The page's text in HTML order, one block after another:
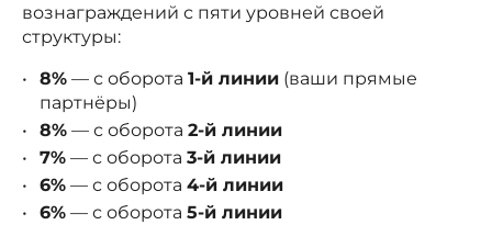
вознаграждений с пяти уровней своей
структуры:
8% — с оборота 1-й линии (ваши прямые
партнёры)
8% — с оборота 2-й линии
7% — с оборота 3-й линии
6% — с оборота 4-й линии
6% — с оборота 5-й линии